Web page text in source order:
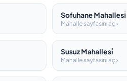
Sofuhane Mahallesi̇
Mahalle sayfasını aç ›
Susuz Mahallesi̇
Mahalle sayfasını aç ›